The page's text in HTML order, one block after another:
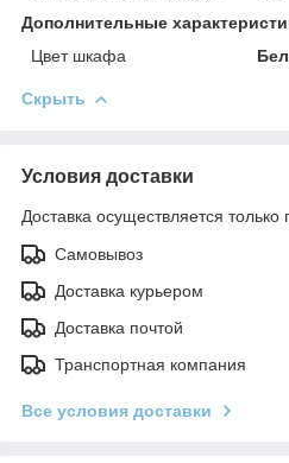
Дополнительные
Цвет шкафа
Скрыть
Условия доставки
Доставка осуществляется только
Самовывоз
Доставка курьером
Доставка почтой
Транспортная компания
Все условия доставки